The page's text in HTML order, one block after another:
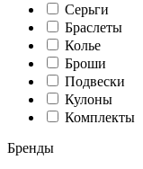
Серьги
Браслеты
Колье
Броши
Подвески
Кулоны
Комплекты
Бренды